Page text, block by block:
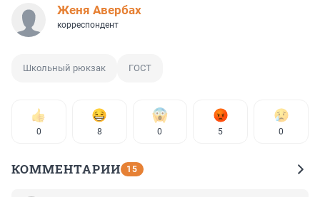
Женя Авербах
корреспондент
Школьный рюкзак ГОСТ
0 8 0 5 0
КОММЕНТАРИИ 15